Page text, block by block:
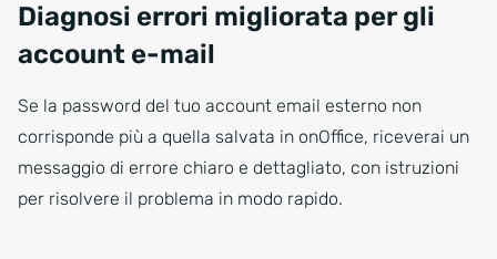
Diagnosi errori migliorata per gli
account e-mail
Se la password del tuo account email esterno non
corrisponde più a quella salvata in onOffice, riceverai un
messaggio di errore chiaro e dettagliato, con istruzioni
per risolvere il problema in modo rapido.